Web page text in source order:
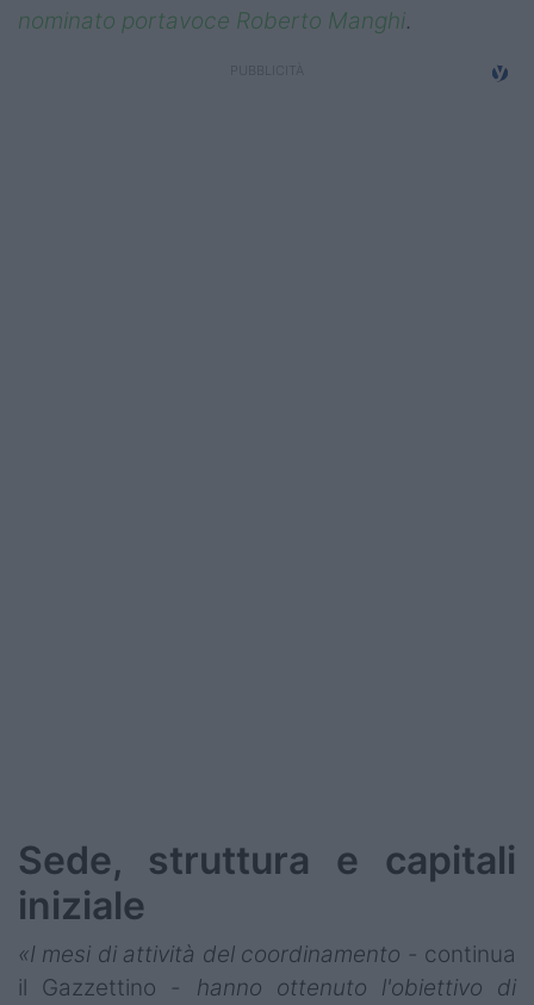
nominato portavoce Roberto Manghi.
Sede, struttura e capitali
iniziale
«I mesi di attività del coordinamento - continua
il Gazzettino -
hanno ottenuto l'obiettivo di